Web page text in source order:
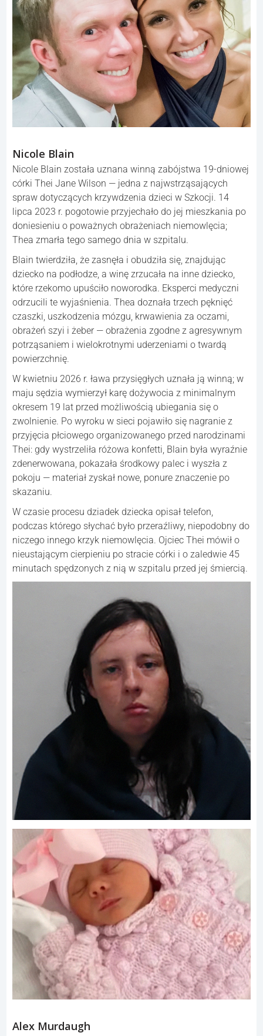
Nicole Blain
Nicole Blain została uznana winną zabójstwa 19-dniowej
córki Thei Jane Wilson — jedna z najwstrząsających
spraw dotyczących krzywdzenia dzieci w Szkocji. 14
lipca 2023 r. pogotowie przyjechało do jej mieszkania po
doniesieniu o poważnych obrażeniach niemowlęcia;
Thea zmarła tego samego dnia w szpitalu.
Blain twierdziła, że zasnęła i obudziła się, znajdując
dziecko na podłodze, a winę zrzucała na inne dziecko,
które rzekomo upuściło noworodka. Eksperci medyczni
odrzucili te wyjaśnienia. Thea doznała trzech pęknięć
czaszki, uszkodzenia mózgu, krwawienia za oczami,
obrażeń szyi i żeber — obrażenia zgodne z agresywnym
potrząsaniem i wielokrotnymi uderzeniami o twardą
powierzchnię.
W kwietniu 2026 r. ława przysięgłych uznała ją winną; w
maju sędzia wymierzył karę dożywocia z minimalnym
okresem 19 lat przed możliwością ubiegania się o
zwolnienie. Po wyroku w sieci pojawiło się nagranie z
przyjęcia płciowego organizowanego przed narodzinami
Thei: gdy wystrzeliła różowa konfetti, Blain była wyraźnie
zdenerwowana, pokazała środkowy palec i wyszła z
pokoju — materiał zyskał nowe, ponure znaczenie po
skazaniu.
W czasie procesu dziadek dziecka opisał telefon,
podczas którego słychać było przeraźliwy, niepodobny do
niczego innego krzyk niemowlęcia. Ojciec Thei mówił o
nieustającym cierpieniu po stracie córki i o zaledwie 45
minutach spędzonych z nią w szpitalu przed jej śmiercią.
Alex Murdaugh